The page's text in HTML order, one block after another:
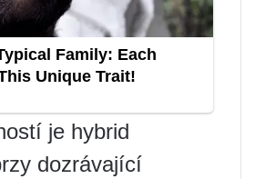
je hybrid
dozrávající